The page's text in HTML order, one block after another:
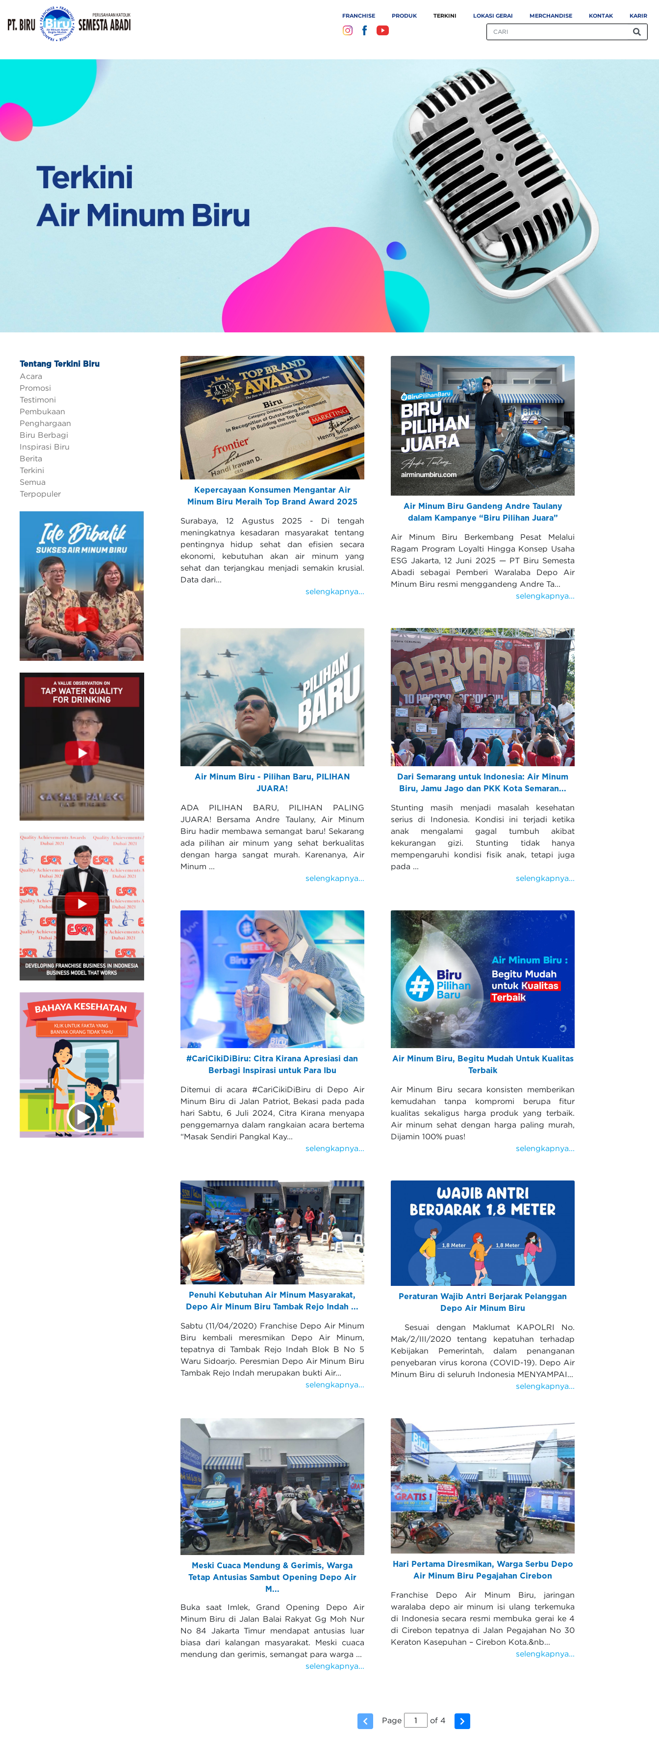
FRANCHISE PRODUK TERKINI LOKASI GERAI MERCHANDISE KONTAK KARIR
Tentang Terkini Biru
Acara
Promosi
Testimoni
Pembukaan
Penghargaan
Biru Berbagi
Inspirasi Biru
Berita
Terkini
Semua
Terpopuler
Kepercayaan Konsumen Mengantar Air
Minum Biru Meraih Top Brand Award 2025
Surabaya, 12 Agustus 2025 - Di tengah
meningkatnya kesadaran masyarakat tentang
pentingnya hidup sehat dan efisien secara
ekonomi, kebutuhan akan air minum yang
sehat dan terjangkau menjadi semakin krusial.
Data dari...
selengkapnya...
Air Minum Biru Gandeng Andre Taulany
dalam Kampanye “Biru Pilihan Juara”
Air Minum Biru Berkembang Pesat Melalui
Ragam Program Loyalti Hingga Konsep Usaha
ESG Jakarta, 12 Juni 2025 — PT Biru Semesta
Abadi sebagai Pemberi Waralaba Depo Air
Minum Biru resmi menggandeng Andre Ta...
selengkapnya...
Air Minum Biru - Pilihan Baru, PILIHAN
JUARA!
ADA PILIHAN BARU, PILIHAN PALING
JUARA! Bersama Andre Taulany, Air Minum
Biru hadir membawa semangat baru! Sekarang
ada pilihan air minum yang sehat berkualitas
dengan harga sangat murah. Karenanya, Air
Minum ...
selengkapnya...
Dari Semarang untuk Indonesia: Air Minum
Biru, Jamu Jago dan PKK Kota Semaran...
Stunting masih menjadi masalah kesehatan
serius di Indonesia. Kondisi ini terjadi ketika
anak mengalami gagal tumbuh akibat
kekurangan gizi. Stunting tidak hanya
mempengaruhi kondisi fisik anak, tetapi juga
pada ...
selengkapnya...
#CariCikiDiBiru: Citra Kirana Apresiasi dan
Berbagi Inspirasi untuk Para Ibu
Ditemui di acara #CariCikiDiBiru di Depo Air
Minum Biru di Jalan Patriot, Bekasi pada pada
hari Sabtu, 6 Juli 2024, Citra Kirana menyapa
penggemarnya dalam rangkaian acara bertema
“Masak Sendiri Pangkal Kay...
selengkapnya...
Air Minum Biru, Begitu Mudah Untuk Kualitas
Terbaik
Air Minum Biru secara konsisten memberikan
kemudahan tanpa kompromi berupa fitur
kualitas sekaligus harga produk yang terbaik.
Air minum sehat dengan harga paling murah,
Dijamin 100% puas!
selengkapnya...
Penuhi Kebutuhan Air Minum Masyarakat,
Depo Air Minum Biru Tambak Rejo Indah ...
Sabtu (11/04/2020) Franchise Depo Air Minum
Biru kembali meresmikan Depo Air Minum,
tepatnya di Tambak Rejo Indah Blok B No 5
Waru Sidoarjo. Peresmian Depo Air Minum Biru
Tambak Rejo Indah merupakan bukti Air...
selengkapnya...
Peraturan Wajib Antri Berjarak Pelanggan
Depo Air Minum Biru
Sesuai dengan Maklumat KAPOLRI No.
Mak/2/III/2020 tentang kepatuhan terhadap
Kebijakan Pemerintah, dalam penanganan
penyebaran virus korona (COVID-19). Depo Air
Minum Biru di seluruh Indonesia MENYAMPAI...
selengkapnya...
Meski Cuaca Mendung & Gerimis, Warga
Tetap Antusias Sambut Opening Depo Air
M...
Buka saat Imlek, Grand Opening Depo Air
Minum Biru di Jalan Balai Rakyat Gg Moh Nur
No 84 Jakarta Timur mendapat antusias luar
biasa dari kalangan masyarakat. Meski cuaca
mendung dan gerimis, semangat para warga ...
selengkapnya...
Hari Pertama Diresmikan, Warga Serbu Depo
Air Minum Biru Pegajahan Cirebon
Franchise Depo Air Minum Biru, jaringan
waralaba depo air minum isi ulang terkemuka
di Indonesia secara resmi membuka gerai ke 4
di Cirebon tepatnya di Jalan Pegajahan No 30
Keraton Kasepuhan – Cirebon Kota.&nb...
selengkapnya...
Page of 4